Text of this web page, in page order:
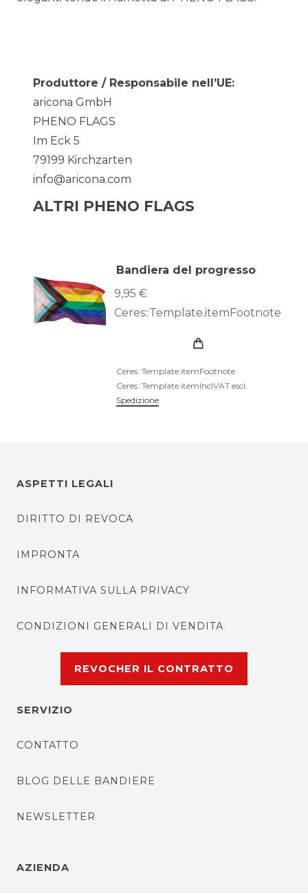
Produttore / Responsabile nell’UE:
aricona GmbH
PHENO FLAGS
Im Eck 5
79199 Kirchzarten
info@aricona.com
ALTRI PHENO FLAGS
Bandiera del progresso
9,95 €
Ceres::Template.itemFootnote
Ceres::Template.itemFootnote
Ceres::Template.itemInclVAT escl.
Spedizione
ASPETTI LEGALI
DIRITTO DI REVOCA
IMPRONTA
INFORMATIVA SULLA PRIVACY
CONDIZIONI GENERALI DI VENDITA
REVOCHER IL CONTRATTO
SERVIZIO
CONTATTO
BLOG DELLE BANDIERE
NEWSLETTER
AZIENDA